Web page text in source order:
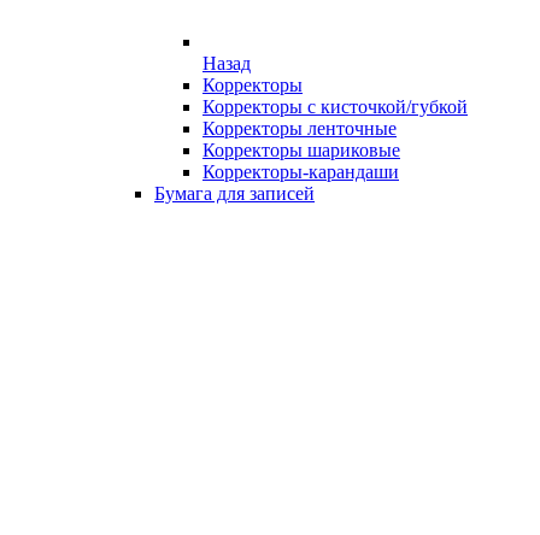
Назад
Корректоры
Корректоры с кисточкой/губкой
Корректоры ленточные
Корректоры шариковые
Корректоры-карандаши
Бумага для записей